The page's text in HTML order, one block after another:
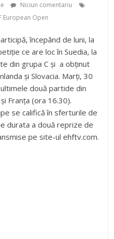
Niciun comentariu
European Open
începând de luni, la
ce are loc în Suedia, la
din grupa C și a obținut
și Slovacia. Marți, 30
două partide din
Franța (ora 16.30).
se califică în sferturile de
durata a două reprize de
pe site-ul ehftv.com.